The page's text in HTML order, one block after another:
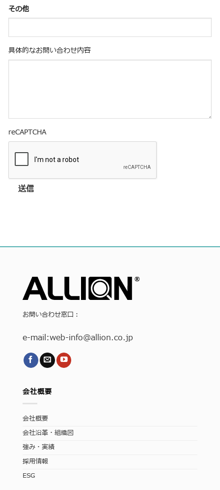
その他
具体的なお問い合わせ内容
reCAPTCHA
送信
お問い合わせ窓口：
e-mail:web-info@allion.co.jp
会社概要
会社概要
会社沿革・組織図
強み・実績
採用情報
ESG